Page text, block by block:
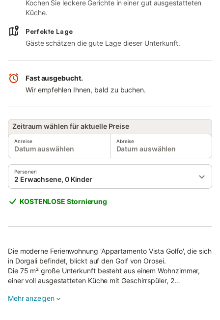
Kochen Sie leckere Gerichte in einer gut ausgestatteten
Küche.
Perfekte Lage
Gäste schätzen die gute Lage dieser Unterkunft.
Fast ausgebucht.
Wir empfehlen Ihnen, bald zu buchen.
Zeitraum wählen für aktuelle Preise
Anreise
Datum auswählen
Abreise
Datum auswählen
Personen
2 Erwachsene, 0 Kinder
KOSTENLOSE Stornierung
Die moderne Ferienwohnung 'Appartamento Vista Golfo', die sich
in Dorgali befindet, blickt auf den Golf von Orosei.
Die 75 m² große Unterkunft besteht aus einem Wohnzimmer,
einer voll ausgestatteten Küche mit Geschirrspüler, 2
Personen.
Mehr anzeigen